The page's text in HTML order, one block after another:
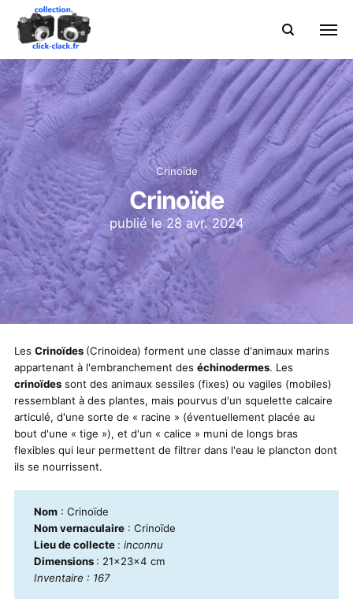
Crinoïde
Crinoïde
publié le 28 avr. 2024
Les Crinoïdes (Crinoidea) forment une classe d'animaux marins
appartenant à l'embranchement des échinodermes. Les
crinoïdessont des animaux sessiles (fixes) ou vagiles (mobiles)
ressemblant à des plantes, mais pourvus d'un squelette calcaire
articulé, d'une sorte de « racine » (éventuellement placée au
bout d'une « tige »), et d'un « calice » muni de longs bras
flexibles qui leur permettent de filtrer dans l'eau le plancton dont
ils se nourrissent.
Nom: Crinoïde
Nom vernaculaire: Crinoïde
Lieu de collecte : inconnu
Dimensions : 21x23x4 cm
Inventaire : 167